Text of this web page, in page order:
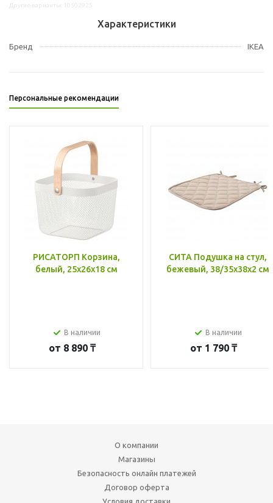
Характеристики
Бренд IKEA
Персональные рекомендации
РИСАТОРП Корзина,
белый, 25x26x18 см
В наличии
от 8 890 ₸
СИТА Подушка на стул,
бежевый, 38/35x38x2 см
В наличии
от 1 790 ₸
О компании
Магазины
Безопасность онлайн платежей
Договор оферта
Условия доставки